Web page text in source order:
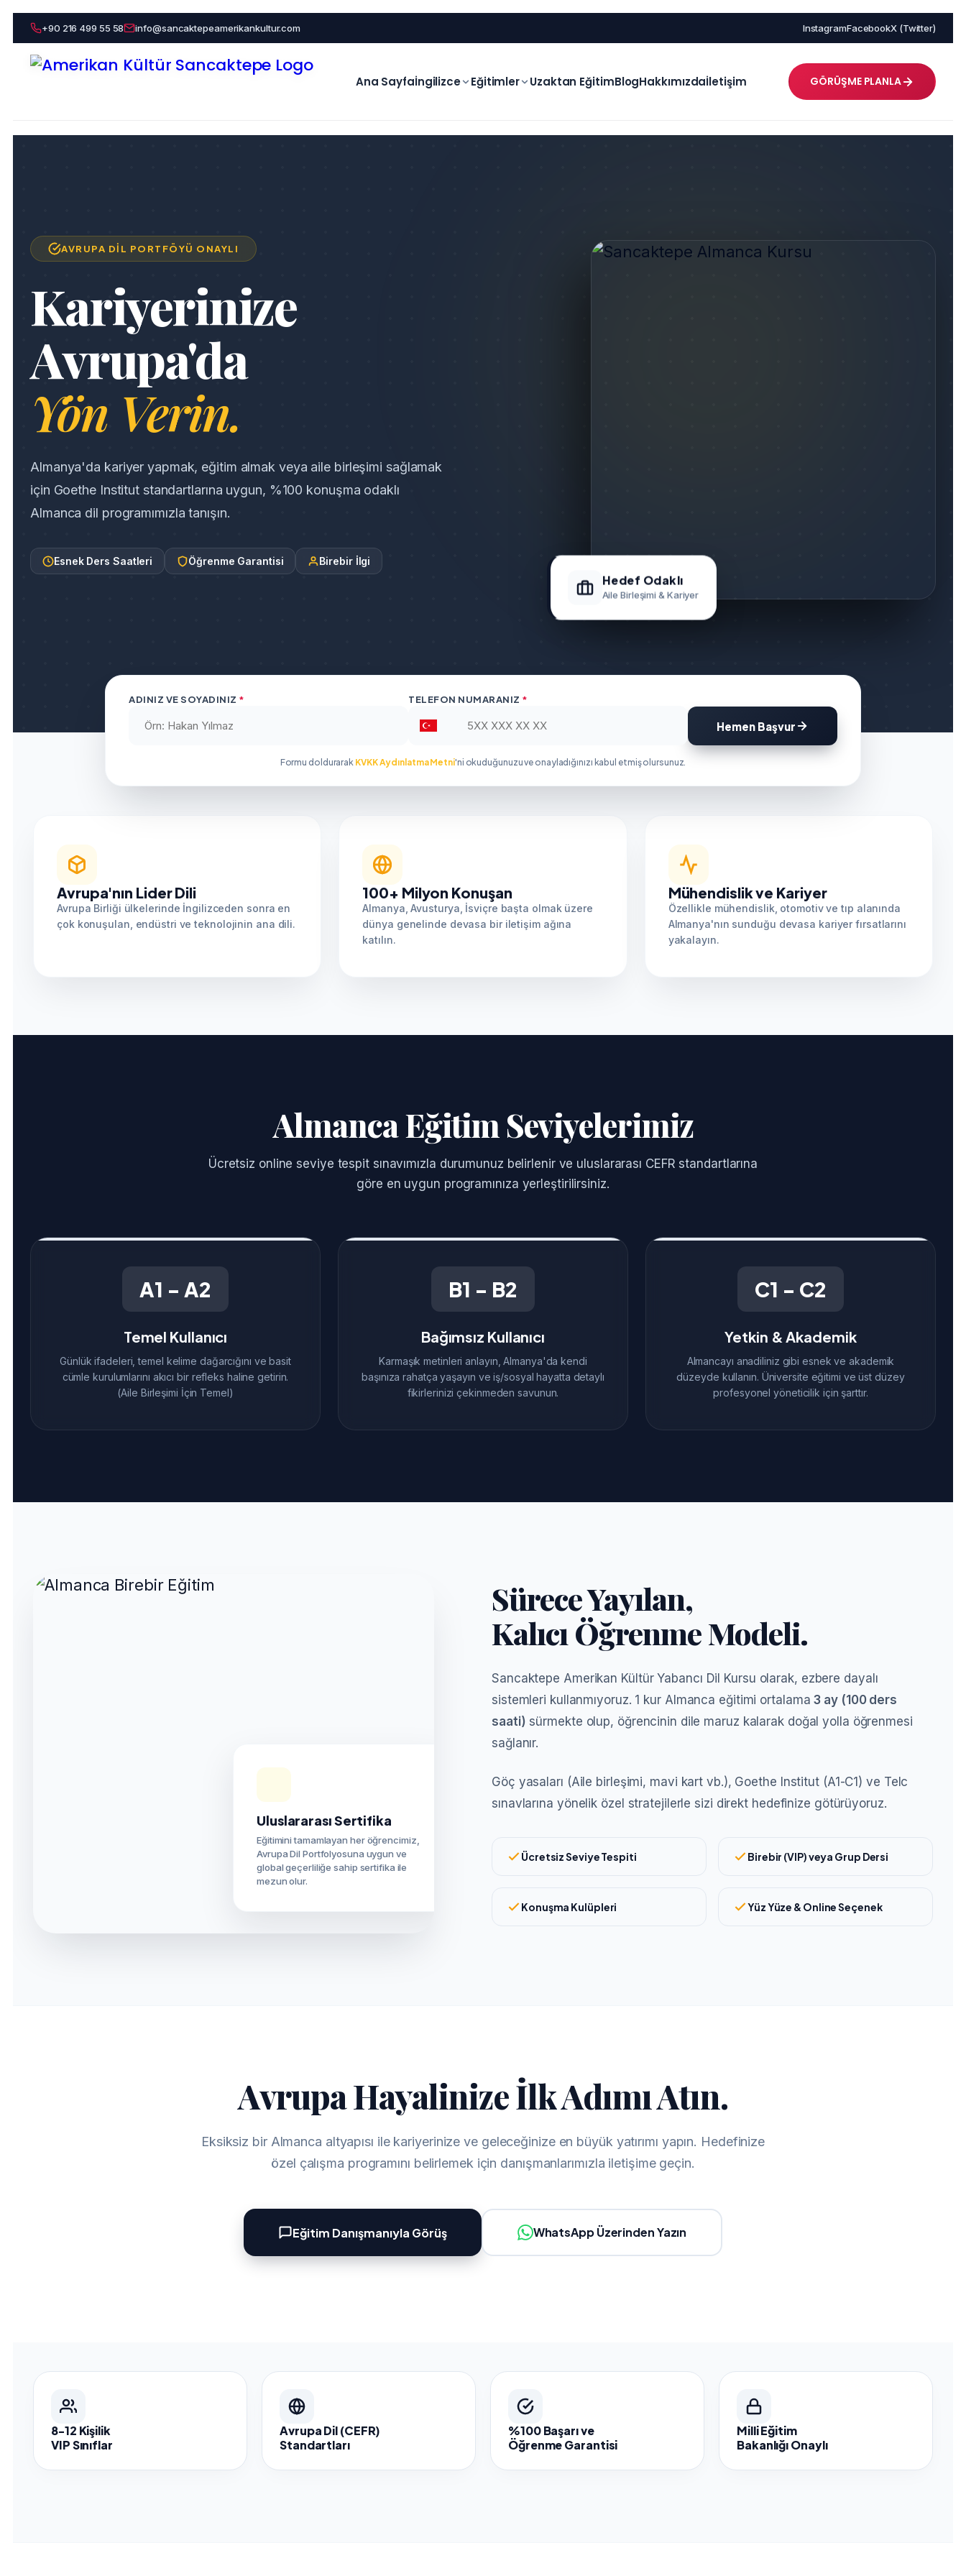
+90 216 499 55 58 info@sancaktepeamerikankultur.com InstagramFacebookX (Twitter)
Ana Sayfaİngilizce Eğitimler Uzaktan EğitimBlogHakkımızdaİletişim GÖRÜŞME PLANLA
AVRUPA DIL PORTFÖYÜ ONAYLI
Kariyerinize
Avrupa'da
Yön Verin.
Almanya'da kariyer yapmak, eğitim almak veya aile birleşimi sağlamak
için Goethe Institut standartlarına uygun, %100 konuşma odaklı
Almanca dil programımızla tanışın.
Esnek Ders Saatleri Öğrenme Garantisi Birebir İlgi
Hedef Odaklı
Aile Birleşimi & Kariyer
ADINIZ VE SOYADINIZ * TELEFON NUMARANIZ *
Hemen Başvur
Formu doldurarak KVKK Aydınlatma Metni'ni okuduğunuzu ve onayladığınızı kabul etmiş olursunuz.
Avrupa'nın Lider Dili
Avrupa Birliği ülkelerinde İngilizceden sonra en
çok konuşulan, endüstri ve teknolojinin ana dili.
100+ Milyon Konuşan
Almanya, Avusturya, İsviçre başta olmak üzere
dünya genelinde devasa bir iletişim ağına
katılın.
Mühendislik ve Kariyer
Özellikle mühendislik, otomotiv ve tıp alanında
Almanya'nın sunduğu devasa kariyer fırsatlarını
yakalayın.
Almanca Eğitim Seviyelerimiz
Ücretsiz online seviye tespit sınavımızla durumunuz belirlenir ve uluslararası CEFR standartlarına
göre en uygun programınıza yerleştirilirsiniz.
A1 - A2
Temel Kullanıcı
Günlük ifadeleri, temel kelime dağarcığını ve basit
cümle kurulumlarını akıcı bir refleks haline getirin.
(Aile Birleşimi İçin Temel)
B1 - B2
Bağımsız Kullanıcı
Karmaşık metinleri anlayın, Almanya'da kendi
başınıza rahatça yaşayın ve iş/sosyal hayatta detaylı
fikirlerinizi çekinmeden savunun.
C1 - C2
Yetkin & Akademik
Almancayı anadiliniz gibi esnek ve akademik
düzeyde kullanın. Üniversite eğitimi ve üst düzey
profesyonel yöneticilik için şarttır.
Uluslararası Sertifika
Eğitimini tamamlayan her öğrencimiz,
Avrupa Dil Portfolyosuna uygun ve
global geçerliliğe sahip sertifika ile
mezun olur.
Sürece Yayılan,
Kalıcı Öğrenme Modeli.
Sancaktepe Amerikan Kültür Yabancı Dil Kursu olarak, ezbere dayalı
sistemleri kullanmıyoruz. 1 kur Almanca eğitimi ortalama3 ay (100 ders
saati) sürmekte olup, öğrencinin dile maruz kalarak doğal yolla öğrenmesi
sağlanır.
Göç yasaları (Aile birleşimi, mavi kart vb.), Goethe Institut (A1-C1) ve Telc
sınavlarına yönelik özel stratejilerle sizi direkt hedefinize götürüyoruz.
Ücretsiz Seviye Tespiti Birebir (VIP) veya Grup Dersi
Konuşma Kulüpleri Yüz Yüze & Online Seçenek
Avrupa Hayalinize İlk Adımı Atın.
Eksiksiz bir Almanca altyapısı ile kariyerinize ve geleceğinize en büyük yatırımı yapın. Hedefinize
özel çalışma programını belirlemek için danışmanlarımızla iletişime geçin.
Eğitim Danışmanıyla Görüş WhatsApp Üzerinden Yazın
8-12 Kişilik
VIP Sınıflar
Avrupa Dil (CEFR)
Standartları
%100 Başarı ve
Öğrenme Garantisi
Milli Eğitim
Bakanlığı Onaylı